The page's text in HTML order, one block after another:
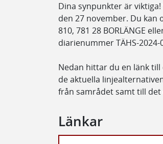
Dina synpunkter är
den 27 november. Du kan
810, 781 28 BORLÄNGE
diarienummer TÄHS-2024-
Nedan hittar du en länk
de aktuella
från samrådet samt till
Länkar